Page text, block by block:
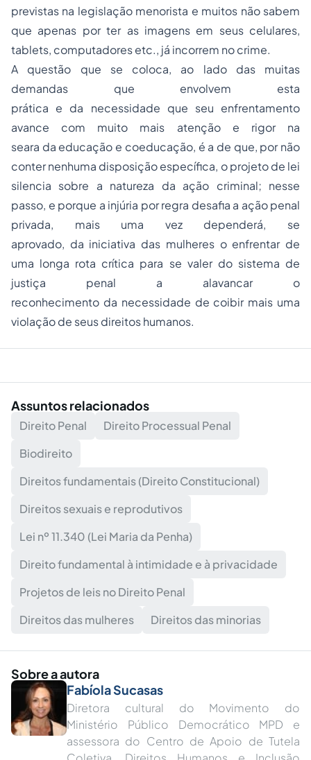
previstas na legislação menorista e muitos não sabem
que apenas por ter as imagens em seus celulares,
tablets, computadores etc., já incorrem no crime.
A questão que se coloca, ao lado das muitas
demandas que envolvem esta
prática e da necessidade que seu enfrentamento
avance com muito mais atenção e rigor na
seara da educação e coeducação, é a de que, por não
conter nenhuma disposição específica, o projeto de lei
silencia sobre a natureza da ação criminal; nesse
passo, e porque a injúria por regra desafia a ação penal
privada, mais uma vez dependerá, se
aprovado, da iniciativa das mulheres o enfrentar de
uma longa rota crítica para se valer do sistema de
justiça penal a alavancar o
reconhecimento da necessidade de coibir mais uma
violação de seus direitos humanos.
Assuntos relacionados
Direito Penal
Direito Processual Penal
Biodireito
Direitos fundamentais (Direito Constitucional)
Direitos sexuais e reprodutivos
Lei nº 11.340 (Lei Maria da Penha)
Direito fundamental à intimidade e à privacidade
Projetos de leis no Direito Penal
Direitos das mulheres
Direitos das minorias
Sobre a autora
Fabíola Sucasas
Diretora cultural do Movimento do
Ministério Público Democrático MPD e
assessora do Centro de Apoio de Tutela